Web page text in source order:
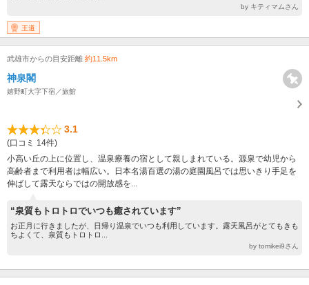
by キティマムさん
王道
武雄市からの目安距離 約11.5km
神泉閣
嬉野町大字下宿／旅館
3.1
(口コミ 14件)
小高い丘の上に位置し、温泉療養の宿として親しまれている。源泉で幼児から
高齢者まで利用者は幅広い。日本名湯百選の湯の庭園風呂では思いきり手足を
伸ばして露天ならではの開放感を...
“泉質もトロトロでいつも癒されています”
お正月に行きましたが、日帰り温泉でいつも利用しています。露天風呂がとてもきも
ちよくて、泉質もトロトロ...
by tomikei9さん